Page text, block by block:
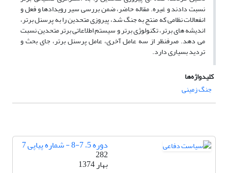
نسبت دادند و غیره. مقاله حاضر، ضمن بررسی سیر رویدادها و فعل و
انفعالات نظامی که منتج به جنگ شد، پیروزی متحدین را به پرسنل برتر،
اندیشه های برتر، تکنولوژی برتر و سیستم اطلاعاتی برتر متحدین نسبت
می دهد. صرفنظر از سه عامل آخری، عامل پرسنل برتر، جای بحث و
تردید بسیاری دارد.
کلیدواژه‌ها
جنگ زمینی
دوره 5، 7-8 - شماره پیاپی 7
282
بهار 1374